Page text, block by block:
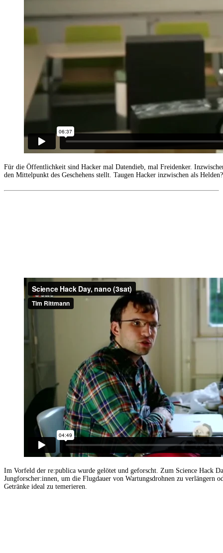
Für die Öffentlichkeit sind Hacker mal Datendieb, mal Freidenker.
den Mittelpunkt des Geschehens stellt. Taugen Hacker inzwischen als Helden?
Im Vorfeld der re:publica wurde gelötet und geforscht. Zum Science Hack
Jungforscher:innen, um die Flugdauer von Wartungsdrohnen zu verlängern
Getränke ideal zu temerieren.